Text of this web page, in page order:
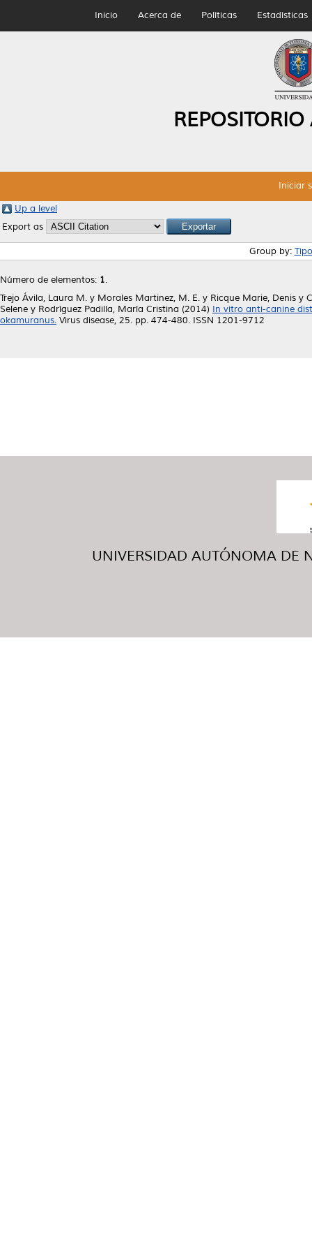
Inicio Acerca de Políticas Estadísticas
Iniciar
Up a level
Export as
Group by:
Número de elementos: 1.
Trejo Ávila, Laura M. y Morales Martinez, M. E. y Ricque Marie, Denis y
Selene y Rodríguez Padilla, María Cristina (2014) In vitro anti-canine
okamuranus. Virus disease, 25. pp. 474-480. ISSN 1201-9712
UNIVERSIDAD AUTÓNOMA DE